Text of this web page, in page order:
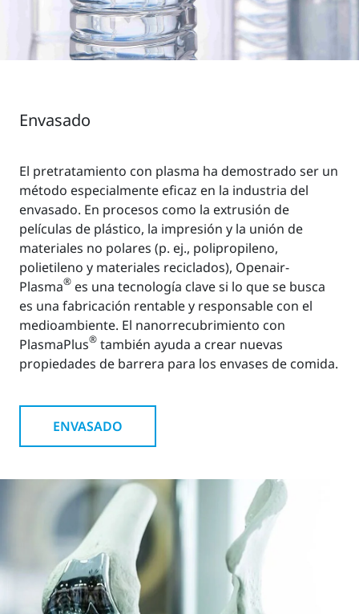
Envasado
El pretratamiento con plasma ha demostrado ser un
método especialmente eficaz en la industria del
envasado. En procesos como la extrusión de
películas de plástico, la impresión y la unión de
materiales no polares (p. ej., polipropileno,
polietileno y materiales reciclados), Openair-
Plasma® es una tecnología clave si lo que se busca
es una fabricación rentable y responsable con el
medioambiente. El nanorrecubrimiento con
PlasmaPlus® también ayuda a crear nuevas
propiedades de barrera para los envases de comida.
ENVASADO